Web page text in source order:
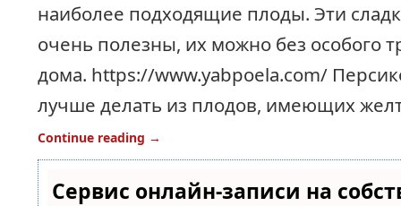
наиболее подходящие плоды. Эти
очень полезны, их можно без особого
дома. https://www.yabpoela.com/
лучше делать из плодов, имеющих
Continue reading →
Сервис онлайн-записи на